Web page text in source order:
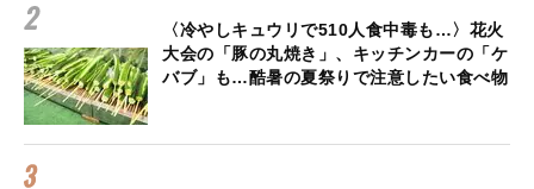
〈冷やしキュウリで510人食中毒も…〉花火
大会の「豚の丸焼き」、キッチンカーの「ケ
バブ」も…酷暑の夏祭りで注意したい食べ物